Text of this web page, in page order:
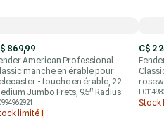
869,99
American Professional
manche en érable pour
- touche en érable, 22
Jumbo Frets, 9.5" Radius
limité1
C$ 2
Stock